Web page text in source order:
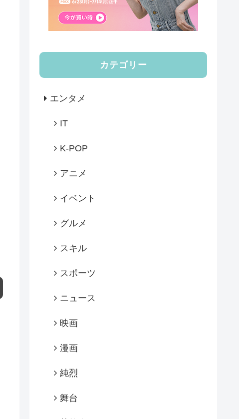
カテゴリー
エンタメ
IT
K-POP
アニメ
イベント
グルメ
スキル
スポーツ
ニュース
映画
漫画
純烈
舞台